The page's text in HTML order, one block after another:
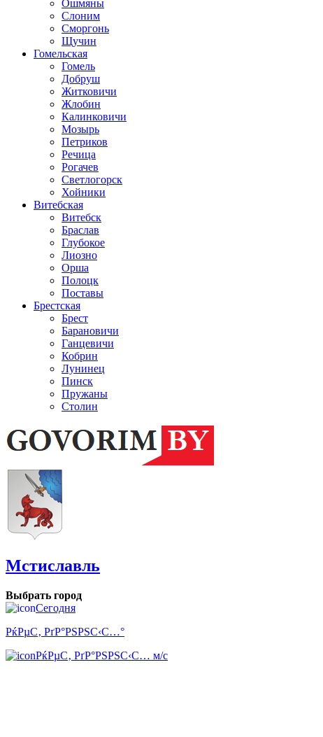
Ошмяны
Слоним
Сморгонь
Щучин
Гомельская
Гомель
Добруш
Житковичи
Жлобин
Калинковичи
Мозырь
Петриков
Речица
Рогачев
Светлогорск
Хойники
Витебская
Витебск
Браслав
Глубокое
Лиозно
Орша
Полоцк
Поставы
Брестская
Брест
Барановичи
Ганцевичи
Кобрин
Лунинец
Пинск
Пружаны
Столин
Мстиславль
Выбрать город
Сегодня
РќРµС‚ РґР°РЅРЅС‹С…°
РќРµС‚ РґР°РЅРЅС‹С… м/с